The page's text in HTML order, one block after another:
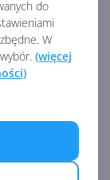
do
W
(więcej
w
Zwiększa